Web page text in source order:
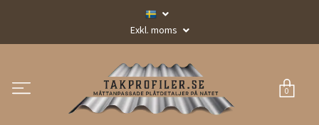
Exkl. moms
0